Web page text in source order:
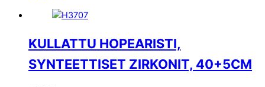
KULLATTU HOPEARISTI,
SYNTEETTISET ZIRKONIT, 40+5CM